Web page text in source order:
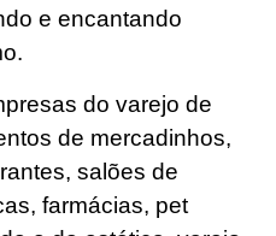
e encantando
do varejo de
de mercadinhos,
salões de
farmácias, pet